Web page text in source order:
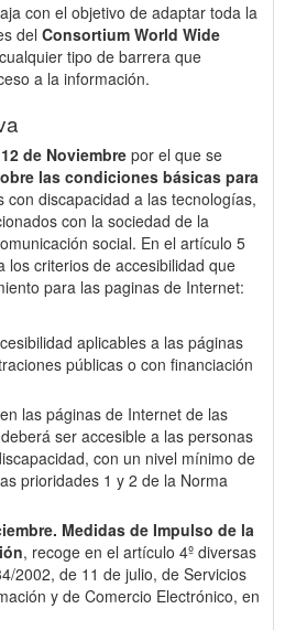
con el objetivo de adaptar toda la
del Consortium World Wide
tipo de barrera que
a la información.
de Noviembre por el que se
las condiciones básicas para
con discapacidad a las tecnologías,
con la sociedad de la
social. En el artículo 5
los criterios de accesibilidad que
para las paginas de Internet:
aplicables a las páginas
públicas o con financiación
las páginas de Internet de las
ser accesible a las personas
con un nivel mínimo de
prioridades 1 y 2 de la Norma
Medidas de Impulso de la
, recoge en el artículo 4º diversas
2002, de 11 de julio, de Servicios
y de Comercio Electrónico, en